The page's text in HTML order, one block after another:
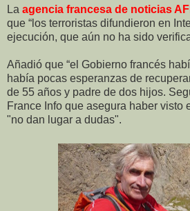
La agencia francesa de noticias
que “los terroristas difundieron en
ejecución, que aún no ha sido
Añadió que “el Gobierno francés
había pocas esperanzas de
de 55 años y padre de dos hijos.
France Info que asegura haber visto
"no dan lugar a dudas".